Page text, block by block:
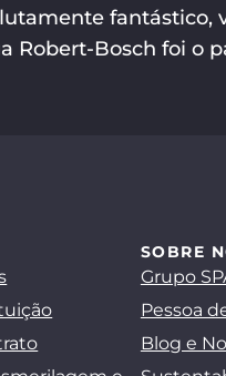
Robert-Bosch foi o
SOBRE
Grupo
Pessoa
Blog e